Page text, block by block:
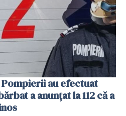
au efectuat
a anunțat la 112 că a